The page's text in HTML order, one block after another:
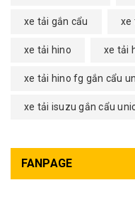
xe tải gắn cẩu xe
xe tải hino xe tải
xe tải hino fg gắn cẩu
xe tải isuzu gắn cẩu
FANPAGE